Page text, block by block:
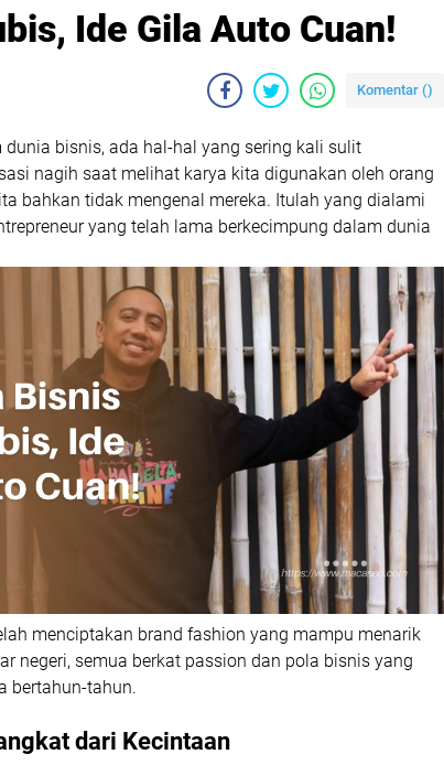
Ide Gila Auto Cuan!
Komentar ()
dunia bisnis, ada hal-hal yang sering kali sulit
nagih saat melihat karya kita digunakan oleh orang
bahkan tidak mengenal mereka. Itulah yang dialami
yang telah lama berkecimpung dalam dunia
menciptakan brand fashion yang mampu menarik
negeri, semua berkat passion dan pola bisnis yang
bertahun-tahun.
dari Kecintaan